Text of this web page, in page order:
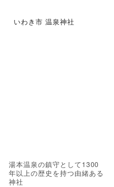
いわき市 温泉神社
湯本温泉の鎮守として1300
年以上の歴史を持つ由緒ある
神社